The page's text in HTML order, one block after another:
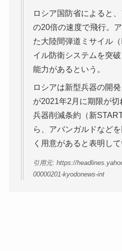
ロシア国防省によると
の20倍の速度で飛行。
た大陸間弾道ミサイル
イル防衛システムを突
能力があるという。
ロシアは新型兵器の開
が2021年2月に期限が
兵器削減条約（新
ら、アバンガルドなど
く用意があると表明して
引用元: https://
00000201-kyodonews-int